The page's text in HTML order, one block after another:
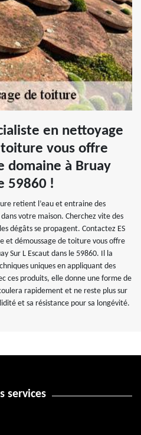
en nettoyage
vous offre
domaine à Bruay
59860 !
retient l’eau et entraine des
votre maison. Cherchez vite des
dégâts se propagent. Contactez ES
et démoussage de toiture vous offre
Sur L Escaut dans le 59860. Il la
uniques en appliquant des
ces produits, elle donne une forme de
rapidement et ne reste plus sur
et sa résistance pour sa longévité.
services